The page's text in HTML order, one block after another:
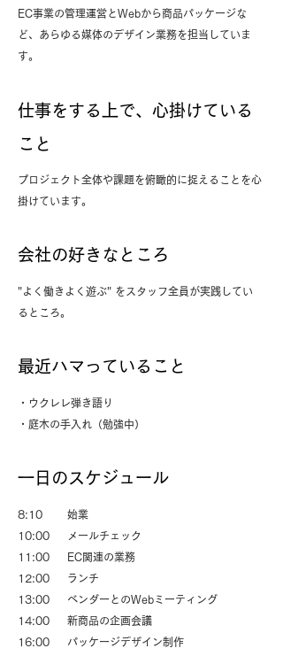
EC事業の管理運営とWebから商品パッケージな
ど、あらゆる媒体のデザイン業務を担当していま
す。
仕事をする上で、心掛けている
こと
プロジェクト全体や課題を俯瞰的に捉えることを心
掛けています。
会社の好きなところ
"よく働きよく遊ぶ" をスタッフ全員が実践してい
るところ。
最近ハマっていること
・ウクレレ弾き語り
・庭木の手入れ（勉強中）
一日のスケジュール
8:10 始業
10:00 メールチェック
11:00 EC関連の業務
12:00 ランチ
13:00 ベンダーとのWebミーティング
14:00 新商品の企画会議
16:00 パッケージデザイン制作